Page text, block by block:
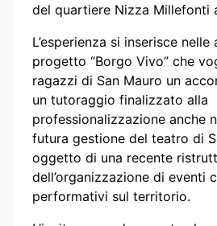
del quartiere Nizza Millefonti
L’esperienza si inserisce nelle
progetto “Borgo Vivo” che
ragazzi di San Mauro un
un tutoraggio finalizzato alla
professionalizzazione anche
futura gestione del teatro di
oggetto di una recente
dell’organizzazione di eventi
performativi sul territorio.